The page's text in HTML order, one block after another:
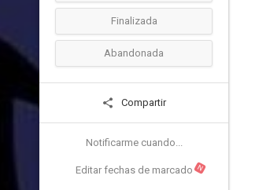
Finalizada
Abandonada
Compartir
Notificarme cuando...
Editar fechas de marcado N